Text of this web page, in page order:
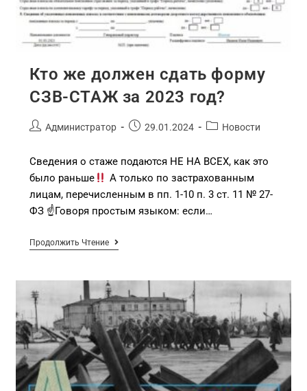
Кто же должен сдать форму
СЗВ-СТАЖ за 2023 год?
Администратор 29.01.2024 Новости
Сведения о стаже подаются НЕ НА ВСЕХ, как это
было раньше
А только по застрахованным
лицам, перечисленным в пп. 1-10 п. 3 ст. 11 № 27-
ФЗ ☝Говоря простым языком: если…
Продолжить Чтение